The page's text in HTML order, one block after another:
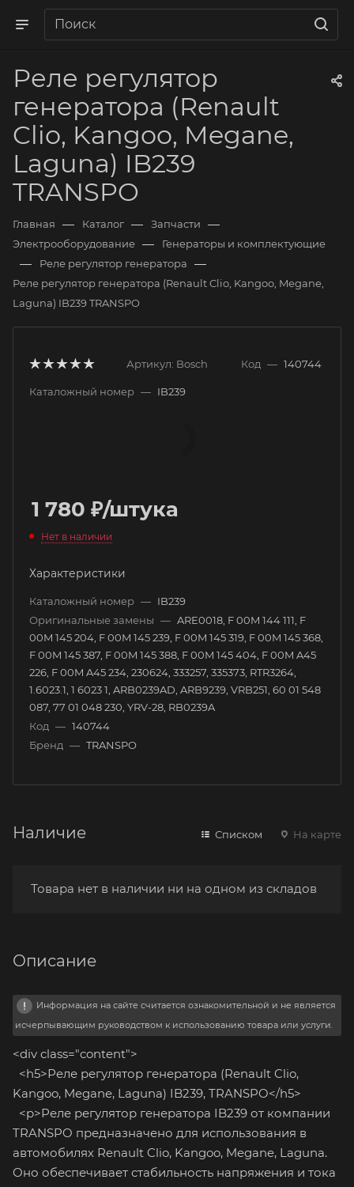
Реле регулятор
генератора (Renault
Clio, Kangoo, Megane,
Laguna) IB239
TRANSPO
Главная — Каталог — Запчасти —
Электрооборудование — Генераторы и комплектующие
— Реле регулятор генератора —
Реле регулятор генератора (Renault Clio, Kangoo, Megane,
Laguna) IB239 TRANSPO
Артикул: Bosch Код — 140744
Каталожный номер — IB239
1 780 ₽/штука
Нет в наличии
Характеристики
Каталожный номер — IB239
Оригинальные замены — ARE0018, F 00M 144 111, F
00M 145 204, F 00M 145 239, F 00M 145 319, F 00M 145 368,
F 00M 145 387, F 00M 145 388, F 00M 145 404, F 00M A45
226, F 00M A45 234, 230624, 333257, 335373, RTR3264,
1.6023.1, 1 6023 1, ARB0239AD, ARB9239, VRB251, 60 01 548
087, 77 01 048 230, YRV-28, RB0239A
Код — 140744
Бренд — TRANSPO
Наличие Списком На карте
Товара нет в наличии ни на одном из складов
Описание
Информация на сайте считается ознакомительной и не является
исчерпывающим руководством к использованию товара или услуги.
<div class="content">
<h5>Реле регулятор генератора (Renault Clio,
Kangoo, Megane, Laguna) IB239, TRANSPO</h5>
<p>Реле регулятор генератора IB239 от компании
TRANSPO предназначено для использования в
автомобилях Renault Clio, Kangoo, Megane, Laguna.
Оно обеспечивает стабильность напряжения и тока